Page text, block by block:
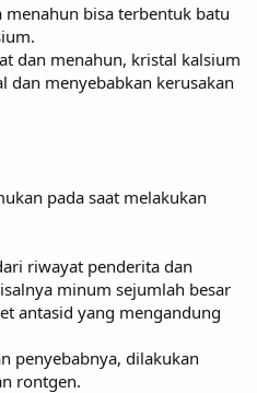
bisa terbentuk batu
dan menahun, kristal kalsium
dan menyebabkan kerusakan
pada saat melakukan
riwayat penderita dan
minum sejumlah besar
antasid yang mengandung
penyebabnya, dilakukan
rontgen.